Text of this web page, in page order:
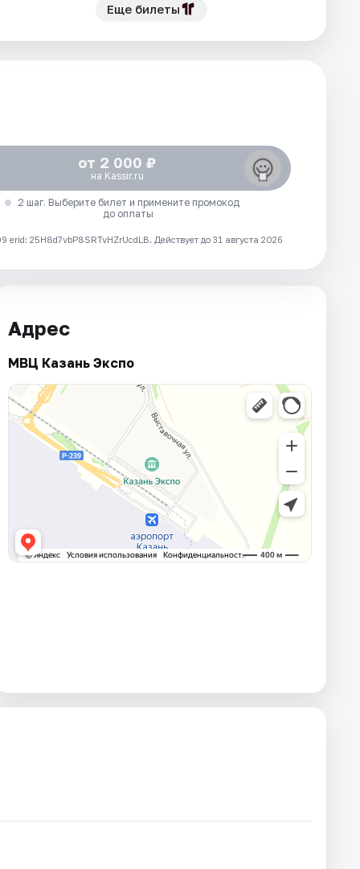
Еще билеты
от 2 000 ₽
на Kassir.ru
2 шаг. Выберите билет и примените промокод
до оплаты
25H8d7vbP8SRTvHZrUcdLB. Действует до 31 августа 2026
Адрес
МВЦ Казань Экспо